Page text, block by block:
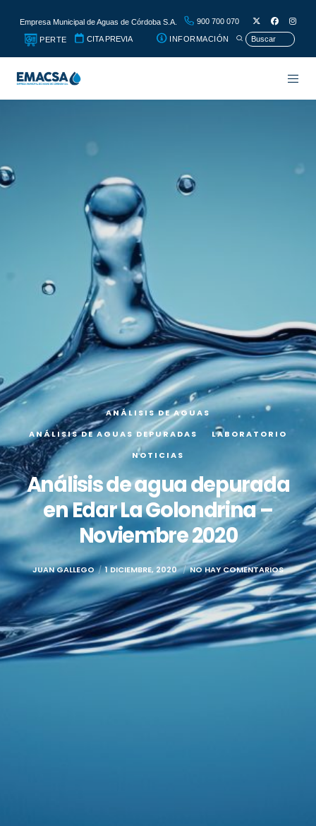
Empresa Municipal de Aguas de Córdoba S.A. 900 700 070
PERTE CITA PREVIA INFORMACIÓN
ANÁLISIS DE AGUAS
ANÁLISIS DE AGUAS DEPURADAS
LABORATORIO
NOTICIAS
Análisis de agua depurada
en Edar La Golondrina –
Noviembre 2020
JUAN GALLEGO 1 DICIEMBRE, 2020 NO HAY COMENTARIOS